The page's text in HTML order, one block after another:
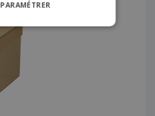
carton
PARAMÉTRER